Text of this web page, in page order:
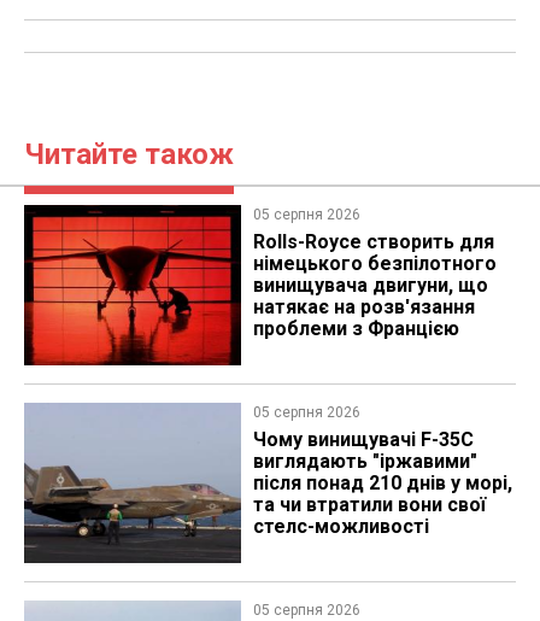
Читайте також
05 серпня 2026
Rolls-Royce створить для
німецького безпілотного
винищувача двигуни, що
натякає на розв'язання
проблеми з Францією
05 серпня 2026
Чому винищувачі F-35C
виглядають "іржавими"
після понад 210 днів у морі,
та чи втратили вони свої
стелс-можливості
05 серпня 2026